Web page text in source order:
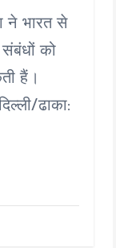
ने भारत से
संबंधों को
हैं।
ढाका: